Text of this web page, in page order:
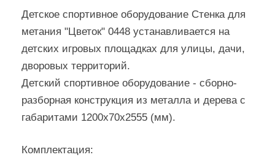
Детское спортивное оборудование Стенка для
метания "Цветок" 0448 устанавливается на
детских игровых площадках для улицы, дачи,
дворовых территорий.
Детский спортивное оборудование - сборно-
разборная конструкция из металла и дерева с
габаритами 1200х70х2555 (мм).
Комплектация: